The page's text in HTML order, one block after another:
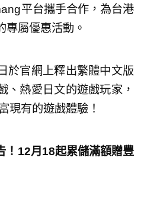
平台攜手合作，為台港
專屬優惠活動。
於官網上釋出繁體中文版
、熱愛日文的遊戲玩家，
現有的遊戲體驗！
！12月18起累儲滿額贈豐